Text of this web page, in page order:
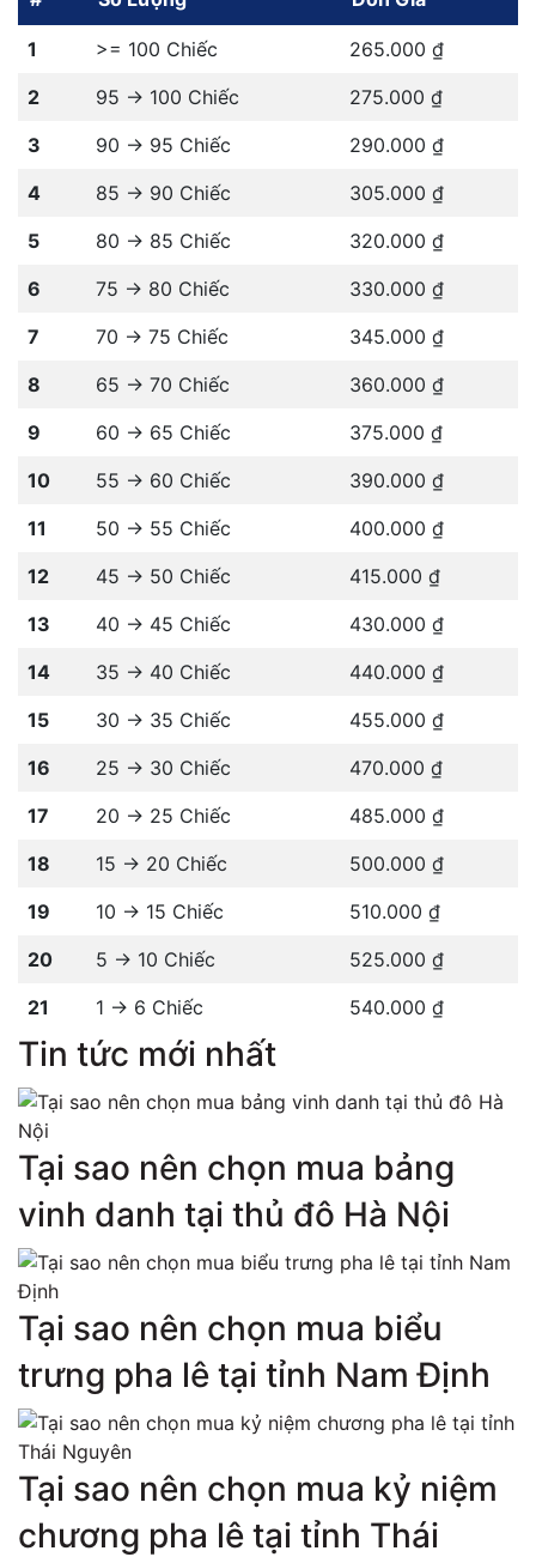
1 >= 100 Chiếc
265.000 ₫
2
95 -> 100 Chiếc
275.000 ₫
3
90 -> 95 Chiếc
290.000 ₫
4
85 -> 90 Chiếc
305.000 ₫
5
80 -> 85 Chiếc
320.000 ₫
6
75 -> 80 Chiếc
330.000 ₫
7
70 -> 75 Chiếc
345.000 ₫
8
65 -> 70 Chiếc
360.000 ₫
9
60 -> 65 Chiếc
375.000 ₫
10
55 -> 60 Chiếc
390.000 ₫
11
50 -> 55 Chiếc
400.000 ₫
12
45 -> 50 Chiếc
415.000 ₫
13
40 -> 45 Chiếc
430.000 ₫
14
35 -> 40 Chiếc
440.000 ₫
15
30 -> 35 Chiếc
455.000 ₫
16
25 -> 30 Chiếc
470.000 ₫
17
20 -> 25 Chiếc
485.000 ₫
18
15 -> 20 Chiếc
500.000 ₫
19
10 -> 15 Chiếc
510.000 ₫
20
5 -> 10 Chiếc
525.000 ₫
21
1 -> 6 Chiếc 540.000 ₫
Tin tức mới nhất
Tại sao nên chọn mua bảng
vinh danh tại thủ đô Hà Nội
Tại sao nên chọn mua biểu
trưng pha lê tại tỉnh Nam Định
Tại sao nên chọn mua kỷ niệm
chương pha lê tại tỉnh Thái